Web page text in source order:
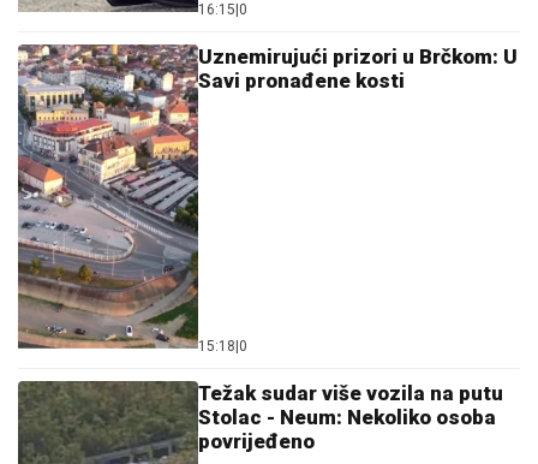
16:15 0
Uznemirujući prizori u Brčkom: U
Savi pronađene kosti
15:18 0
Težak sudar više vozila na putu
Stolac - Neum: Nekoliko osoba
povrijeđeno